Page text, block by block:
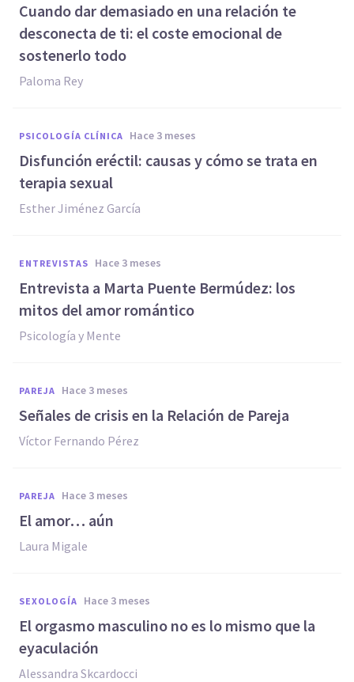
Cuando dar demasiado en una relación te
desconecta de ti: el coste emocional de
sostenerlo todo
Paloma Rey
PSICOLOGÍA CLÍNICA hace 3 meses
Disfunción eréctil: causas y cómo se trata en
terapia sexual
Esther Jiménez García
ENTREVISTAS hace 3 meses
Entrevista a Marta Puente Bermúdez: los
mitos del amor romántico
Psicología y Mente
PAREJA hace 3 meses
Señales de crisis en la Relación de Pareja
Víctor Fernando Pérez
PAREJA hace 3 meses
El amor… aún
Laura Migale
SEXOLOGÍA hace 3 meses
El orgasmo masculino no es lo mismo que la
eyaculación
Alessandra Skcardocci